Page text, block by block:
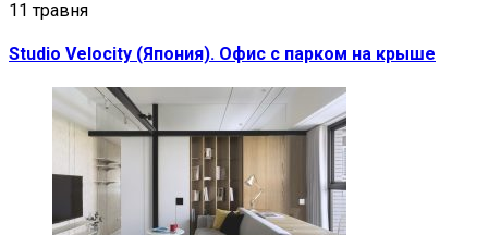
11 травня
Studio Velocity (Япония). Офис с парком на крыше